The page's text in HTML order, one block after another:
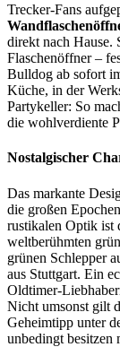
Trecker-Fans
direkt nach Hause.
Flaschenöffner –
Bulldog ab sofort
Küche, in der
Partykeller: So
die wohlverdiente
Nostalgischer
Das markante
die großen
rustikalen Optik ist
weltberühmten
grünen Schlepper
aus Stuttgart. Ein
Oldtimer-
Nicht umsonst gilt
Geheimtipp unter
unbedingt besitzen